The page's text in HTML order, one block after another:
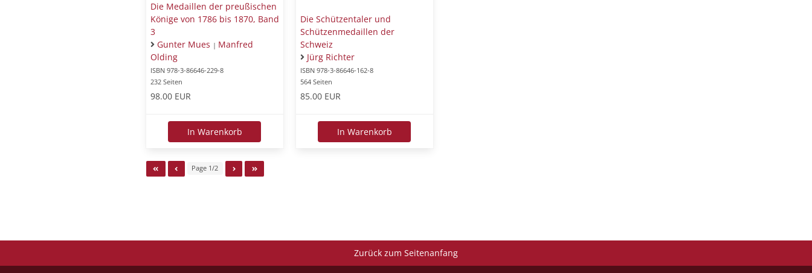
Die Medaillen der preußischen
Könige von 1786 bis 1870, Band
3
Gunter Mues | Manfred
Olding
ISBN 978-3-86646-229-8
232 Seiten
98.00 EUR
In Warenkorb
Die Schützentaler und
Schützenmedaillen der
Schweiz
Jürg Richter
ISBN 978-3-86646-162-8
564 Seiten
85.00 EUR
In Warenkorb
Page 1/2
Zurück zum Seitenanfang